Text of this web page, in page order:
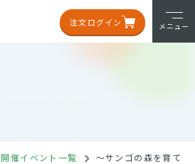
注文ログイン メニュー
開催イベント一覧 ～サンゴの森を育て